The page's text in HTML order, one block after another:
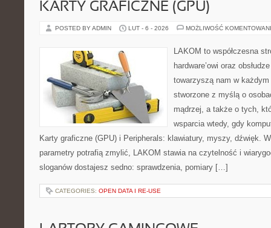
KARTY GRAFICZNE (GPU)
POSTED BY ADMIN LUT - 6 - 2026 MOŻLIWOŚĆ
LAKOM to współczesna
hardware’owi oraz
towarzyszą nam w
stworzone z myślą o
mądrzej, a także o tych,
wsparcia wtedy, gdy
Karty graficzne (GPU) i Peripherals: klawiatury, myszy, dźwięk.
parametry potrafią zmylić, LAKOM stawia na czytelność i
sloganów dostajesz sedno: sprawdzenia, pomiary […]
CATEGORIES: OPEN DATA I RE-USE